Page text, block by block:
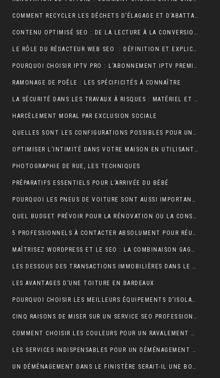
COMMENT RECYCLER LES DÉCHETS D’ÉLAGAGE ET D’ABATTAGE ?
CONTENU OPTIMISÉ SEO : DE LA LECTURE À LA CONVERSION
LE RÔLE DU RÉDACTEUR WEB SEO : DÉFINITION ET EXPLICATIONS
POURQUOI CHOISIR IPTV PRO : L’ABONNEMENT IPTV PREMIUM ULTIME
RAMONAGE DE POÊLE : LES SPÉCIFICITÉS À CONNAÎTRE
LA SÉCURITÉ DANS LES TRAVAUX À RISQUES : MATÉRIEL ET OBLIGATIONS
HARCÈLEMENT MORAL PAR EXCLUSION SOCIALE
QUELLES SONT LES CONFIGURATIONS POSSIBLES POUR UN ÉTABLI D’ATELIER PROFESSIONNEL ?
OPTIMISER L’INTIMITÉ DANS VOTRE MAISON EN UTILISANT DES VOLETS ROULANTS
PHOTOGRAPHIE DE RUE, LES TECHNIQUES
PRÉPARATIFS ESSENTIELS POUR L’ARRIVÉE DU BÉBÉ
POURQUOI LES PNEUS DE VOITURE SONT AUSSI IMPORTANTS ?
QUEL BUDGET PRÉVOIR POUR LA RÉNOVATION OU LA CONSTRUCTION DE LA TOITURE ?
5 PROFESSIONNELS À CONTACTER ABSOLUMENT POUR RÉUSSIR SON MARIAGE
MAÎTRISEZ WORDPRESS ET LE SEO : LA COMBINAISON GAGNANTE POUR VOTRE SITE WEB
LES DESSOUS DES TRANSACTIONS IMMOBILIÈRES DANS LE SECTEUR HÔTELIER
LES AVANTAGES D’UNE TOITURE EN BARDEAUX
POURQUOI CHOISIR LES MEILLEURS ÉQUIPEMENTS D’ISOLATION PHONIQUE POUR TOITURE ?
CINQ RAISONS DE MISER SUR UN SERVICE SEO PROFESSIONNEL
COMMENT CHOISIR LES COULEURS POUR UN RAVALEMENT DE FAÇADE ?
LES SERVICES INDISPENSABLES POUR UN DÉMÉNAGEMENT RÉUSSI EN BRETAGNE
UN DÉMÉNAGEMENT DANS LE FINISTÈRE SERAIT-IL UNE BONNE IDÉE?